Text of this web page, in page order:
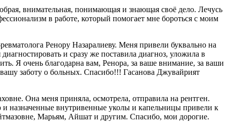
внимательная, понимающая и знающая своё дело. Лечусь
в работе, который помогает мне бороться с моим
Ренору Назаралиеву. Меня привели буквально на
и сразу же поставила диагноз, уложила в
Я очень благодарна вам, Ренора, за ваше внимание, за ваши
заботу о больных. Спасибо!!! Гасанова Джувайрият
Она меня приняла, осмотрела, отправила на рентген.
и назначенные внутривенные уколы и капельницы привели к
Марьям, Айшат и другим. Спасибо, мои дорогие.